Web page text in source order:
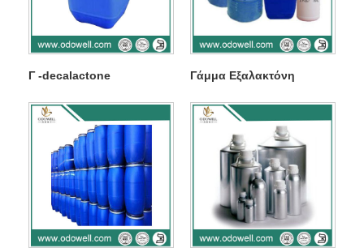
Γ -decalactone Γάμμα Εξαλακτόνη